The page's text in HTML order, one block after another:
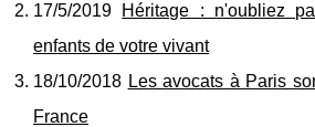
17/5/2019 Héritage : n'oubliez
enfants de votre vivant
18/10/2018 Les avocats à Paris
France